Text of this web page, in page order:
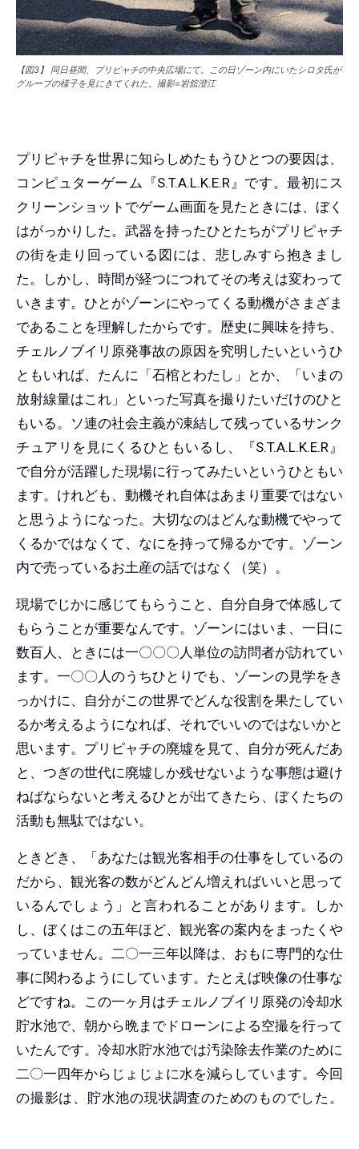
【図3】 同日昼間、プリピャチの中央広場にて。この日ゾーン内にいたシロタ氏が
グループの様子を見にきてくれた。撮影=岩舘澄江
プリピャチを世界に知らしめたもうひとつの要因は、
コンピュターゲーム『S.T.A.L.K.E.R』です。最初にス
クリーンショットでゲーム画面を見たときには、ぼく
はがっかりした。武器を持ったひとたちがプリピャチ
の街を走り回っている図には、悲しみすら抱きまし
た。しかし、時間が経つにつれてその考えは変わって
いきます。ひとがゾーンにやってくる動機がさまざま
であることを理解したからです。歴史に興味を持ち、
チェルノブイリ原発事故の原因を究明したいというひ
ともいれば、たんに「石棺とわたし」とか、「いまの
放射線量はこれ」といった写真を撮りたいだけのひと
もいる。ソ連の社会主義が凍結して残っているサンク
チュアリを見にくるひともいるし、『S.T.A.L.K.E.R』
で自分が活躍した現場に行ってみたいというひともい
ます。けれども、動機それ自体はあまり重要ではない
と思うようになった。大切なのはどんな動機でやって
くるかではなくて、なにを持って帰るかです。ゾーン
内で売っているお土産の話ではなく（笑）。
現場でじかに感じてもらうこと、自分自身で体感して
もらうことが重要なんです。ゾーンにはいま、一日に
数百人、ときには一〇〇〇人単位の訪問者が訪れてい
ます。一〇〇人のうちひとりでも、ゾーンの見学をき
っかけに、自分がこの世界でどんな役割を果たしてい
るか考えるようになれば、それでいいのではないかと
思います。プリピャチの廃墟を見て、自分が死んだあ
と、つぎの世代に廃墟しか残せないような事態は避け
ねばならないと考えるひとが出てきたら、ぼくたちの
活動も無駄ではない。
ときどき、「あなたは観光客相手の仕事をしているの
だから、観光客の数がどんどん増えればいいと思って
いるんでしょう」と言われることがあります。しか
し、ぼくはこの五年ほど、観光客の案内をまったくや
っていません。二〇一三年以降は、おもに専門的な仕
事に関わるようにしています。たとえば映像の仕事な
どですね。この一ヶ月はチェルノブイリ原発の冷却水
貯水池で、朝から晩までドローンによる空撮を行って
いたんです。冷却水貯水池では汚染除去作業のために
二〇一四年からじょじょに水を減らしています。今回
の撮影は、貯水池の現状調査のためのものでした。